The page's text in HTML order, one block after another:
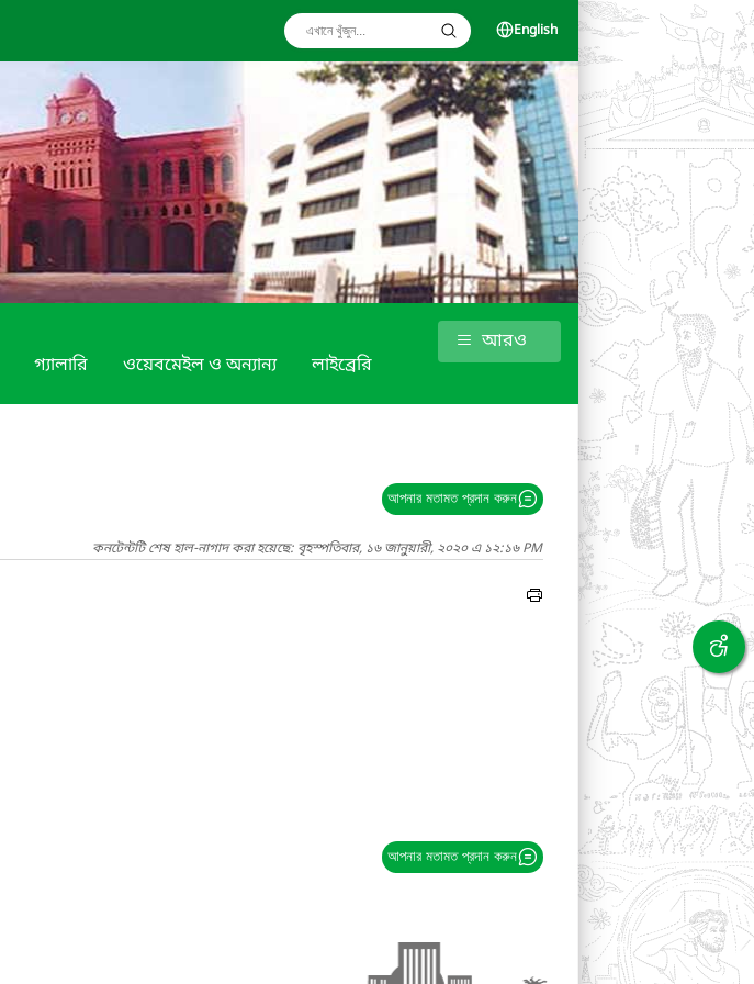
English
গ্যালারি ওয়েবমেইল ও অন্যান্য লাইব্রেরি
আরও
আপনার মতামত প্রদান করুন
কনটেন্টটি শেষ হাল-নাগাদ করা হয়েছে: বৃহস্পতিবার, ১৬ জানুয়ারী, ২০২০ এ ১২:১৬ PM
আপনার মতামত প্রদান করুন